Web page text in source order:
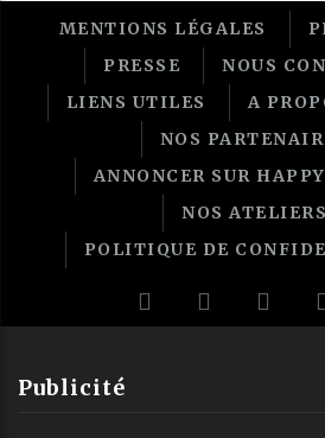
MENTIONS LÉGALES
PRESSE
NOUS
LIENS UTILES
A
NOS
ANNONCER SUR
NOS ATELIERS
POLITIQUE DE
Publicité